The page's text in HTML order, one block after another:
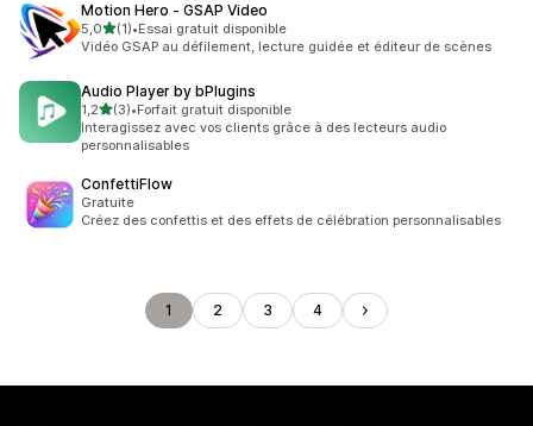
Motion Hero ‑ GSAP Video
5,0étoile(s) sur 5
(1)
1 avis au total
•Essai gratuit disponible
Vidéo GSAP au défilement, lecture guidée et éditeur de scènes
Audio Player by bPlugins
1,2étoile(s) sur 5
(3)
3 avis au total
•Forfait gratuit disponible
Interagissez avec vos clients grâce à des lecteurs audio
personnalisables
ConfettiFlow
Gratuite
Créez des confettis et des effets de célébration personnalisables
1 2 3 4